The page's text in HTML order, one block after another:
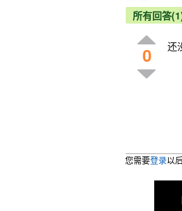
所有回答
0 还
您需要登录以